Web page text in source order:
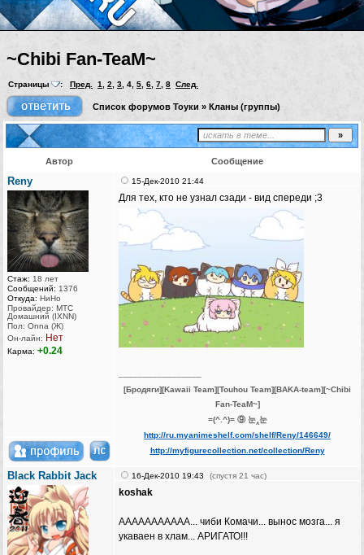
~Chibi Fan-TeaM~
Страницы : Пред. 1, 2, 3, 4, 5, 6, 7, 8 След.
Список форумов Тоуки » Кланы (группы)
Автор Сообщение
Reny
Стаж: 18 лет
Сообщений: 1376
Откуда: НиНо
Провайдер: МТС
Домашний (IXNN)
Пол: Onna (Ж)
Он-лайн: Нет
Карма: +0.24
15-Дек-2010 21:44
Для тех, кто не узнал сзади - вид спереди ;3
[Бродяги][Kawaii Team][Touhou Team][BAKA-team][~Chibi
Fan-TeaM~]
=(^.^)= ⑨ 눈‸눈
http://ru.myanimeshelf.com/shelf/Reny/146649/
http://myfigurecollection.net/collection/Reny
Black Rabbit Jack 16-Дек-2010 19:43 (спустя 21 час)
koshak
ААААААААААА... чиби Комачи... вынос мозга... я
укаваен в хлам... АРИГАТО!!!